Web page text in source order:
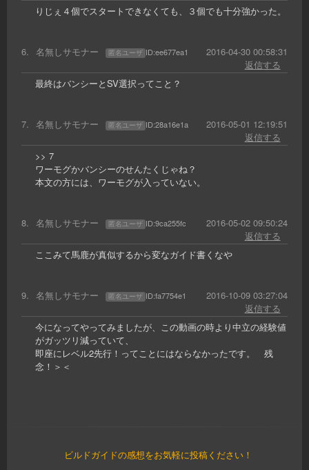
りじぇ４個でスタートできなくても、３個でも十分強かった。
6. 名無しサモナー 匿名ユーザ ID:ee677ea1
2016-04-30 00:58:31
返信する
最終はバンシーとSV選択ってこと？
7. 名無しサモナー 匿名ユーザ ID:28a16e1a
2016-05-01 12:19:51
返信する
>> 7
ワーモグかバンシーのせんたくじゃね？
本文の方には、ワーモグが入っていない。
8. 名無しサモナー 匿名ユーザ ID:9ca255fc
2016-05-02 09:50:24
返信する
ここみて馬鹿が真似するから変なガイド書くなや
9. 名無しサモナー 匿名ユーザ ID:fa7754e1
2016-10-09 03:27:04
返信する
今になってやってみましたが、この動画の時より中立の経験値
がガッツリ減っていて、
即座にレベル2先行！ってことにはならなかったです。 残
念！＞＜
ビルドガイドの感想をお気軽に投稿ください！